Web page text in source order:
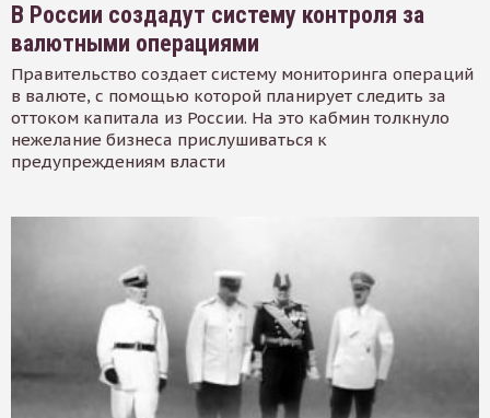
В России создадут систему контроля за
валютными операциями
Правительство создает систему мониторинга операций
в валюте, с помощью которой планирует следить за
оттоком капитала из России. На это кабмин толкнуло
нежелание бизнеса прислушиваться к
предупреждениям власти